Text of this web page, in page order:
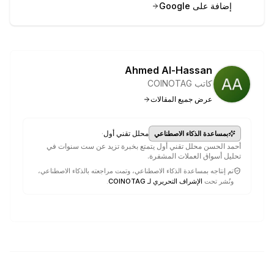
إضافة على Google
Ahmed Al-Hassan
كاتب COINOTAG
عرض جميع المقالات
بمساعدة الذكاء الاصطناعي محلل تقني أول·
أحمد الحسن محلل تقني أول يتمتع بخبرة تزيد عن ست سنوات في
تحليل أسواق العملات المشفرة.
تم إنتاجه بمساعدة الذكاء الاصطناعي، وتمت مراجعته بالذكاء الاصطناعي،
ونُشر تحت الإشراف التحريري لـ COINOTAG .